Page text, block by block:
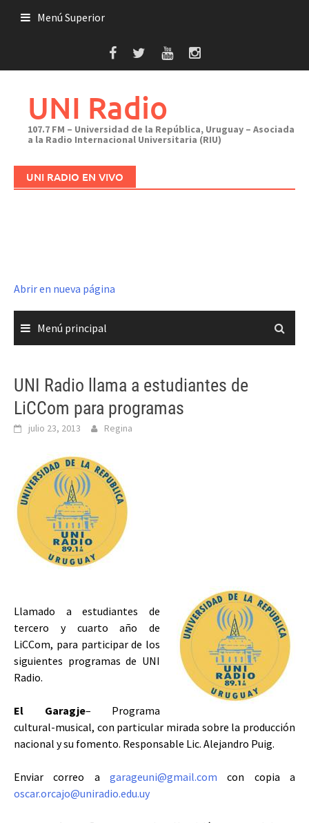
Menú Superior
UNI Radio
107.7 FM – Universidad de la República, Uruguay – Asociada
a la Radio Internacional Universitaria (RIU)
UNI RADIO EN VIVO
Abrir en nueva página
Menú principal
UNI Radio llama a estudiantes de
LiCCom para programas
julio 23, 2013 Regina
Llamado a estudiantes de
tercero y cuarto año de
LiCCom, para participar de los
siguientes programas de UNI
Radio.
El Garagje– Programa
cultural-musical, con particular mirada sobre la producción
nacional y su fomento. Responsable Lic. Alejandro Puig.
Enviar correo a garageuni@gmail.com con copia a
oscar.orcajo@uniradio.edu.uy